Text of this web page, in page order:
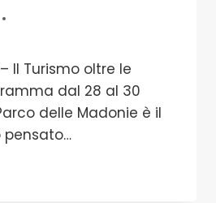
Il Turismo oltre le
dal 28 al 30
delle Madonie è il